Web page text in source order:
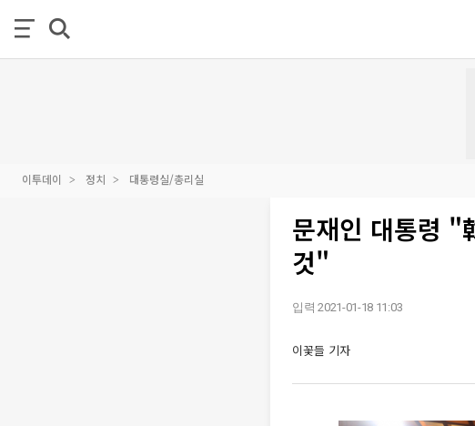
이투데이 정치 대통령실/총리실
문재인 대통령 "
것"
입력 2021-01-18 11:03
이꽃들 기자